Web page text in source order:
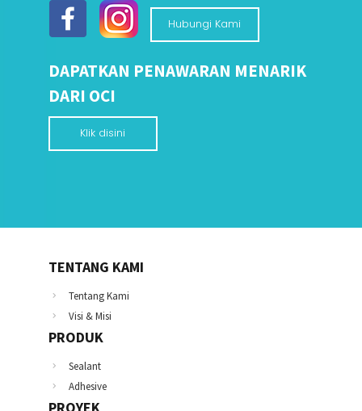
Hubungi Kami
DAPATKAN PENAWARAN MENARIK
DARI OCI
Klik disini
TENTANG KAMI
Tentang Kami
Visi & Misi
PRODUK
Sealant
Adhesive
PROYEK